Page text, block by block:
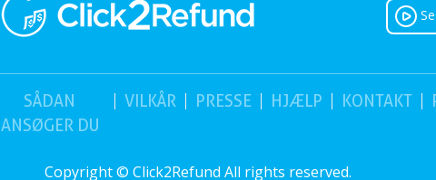
SÅDAN
ANSØGER DU
VILKÅR PRESSE HJÆLP KONTAKT
Copyright © Click2Refund All rights reserved.